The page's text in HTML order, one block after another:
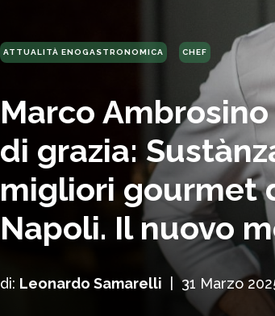
ATTUALITÀ ENOGASTRONOMICA CHEF
Marco
di grazia:
migliori gourmet
Napoli. Il nuovo
di: Leonardo Samarelli 31 Marzo